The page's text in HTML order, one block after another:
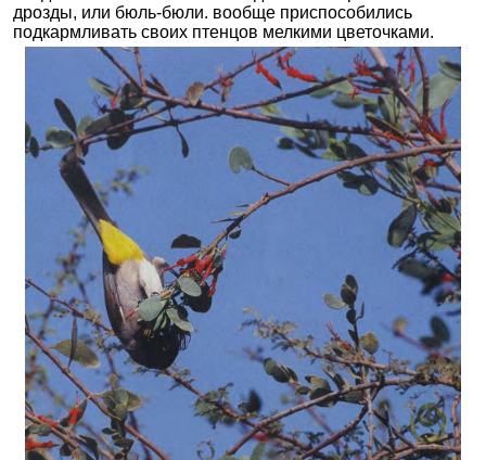
дрозды, или бюль-бюли. вообще приспособились
подкармливать своих птенцов мелкими цветочками.